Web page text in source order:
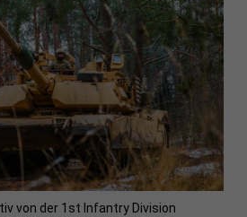
von der 1st Infantry Division